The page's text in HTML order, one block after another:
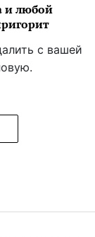
и любой
с вашей